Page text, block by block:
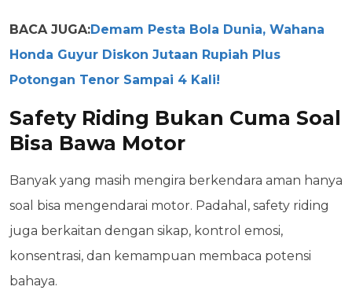
BACA JUGA:Demam Pesta Bola Dunia, Wahana
Honda Guyur Diskon Jutaan Rupiah Plus
Potongan Tenor Sampai 4 Kali!
Safety Riding Bukan Cuma Soal
Bisa Bawa Motor
Banyak yang masih mengira berkendara aman hanya
soal bisa mengendarai motor. Padahal, safety riding
juga berkaitan dengan sikap, kontrol emosi,
konsentrasi, dan kemampuan membaca potensi
bahaya.